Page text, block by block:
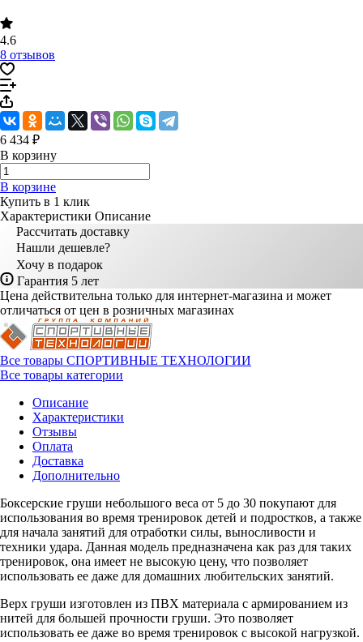
4.6
8 отзывов
6 434 ₽
В корзину
В корзине
Купить в 1 клик
Характеристики Описание
Рассчитать доставку
Нашли дешевле?
Хочу в подарок
Гарантия 5 лет
Цена действительна только для интернет-магазина и может
отличаться от цен в розничных магазинах
Все товары СПОРТИВНЫЕ ТЕХНОЛОГИИ
Все товары категории
Описание
Характеристики
Отзывы
Оплата
Доставка
Дополнительно
Боксерские груши небольшого веса от 5 до 30 покупают для
использования во время тренировок детей и подростков, а также
для начала занятий для отработки силы, выносливости и
техники удара. Данная модель предназначена как раз для таких
тренировок, она имеет не высокую цену, что позволяет
использовать ее даже для домашних любительских занятий.
Верх груши изготовлен из ПВХ материала с армированием из
нитей для большей прочности груши. Это позволяет
использовать ее даже во время тренировок с высокой нагрузкой.